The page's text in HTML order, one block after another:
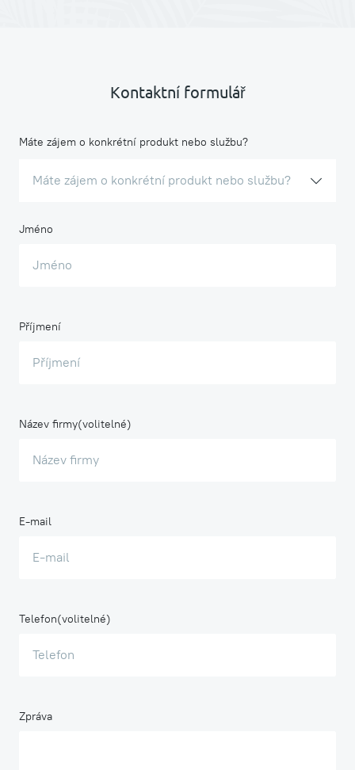
Kontaktní formulář
Máte zájem o konkrétní produkt nebo službu?
Máte zájem o konkrétní produkt nebo službu?
Jméno
Příjmení
Název firmy
E-mail
Telefon
Zpráva